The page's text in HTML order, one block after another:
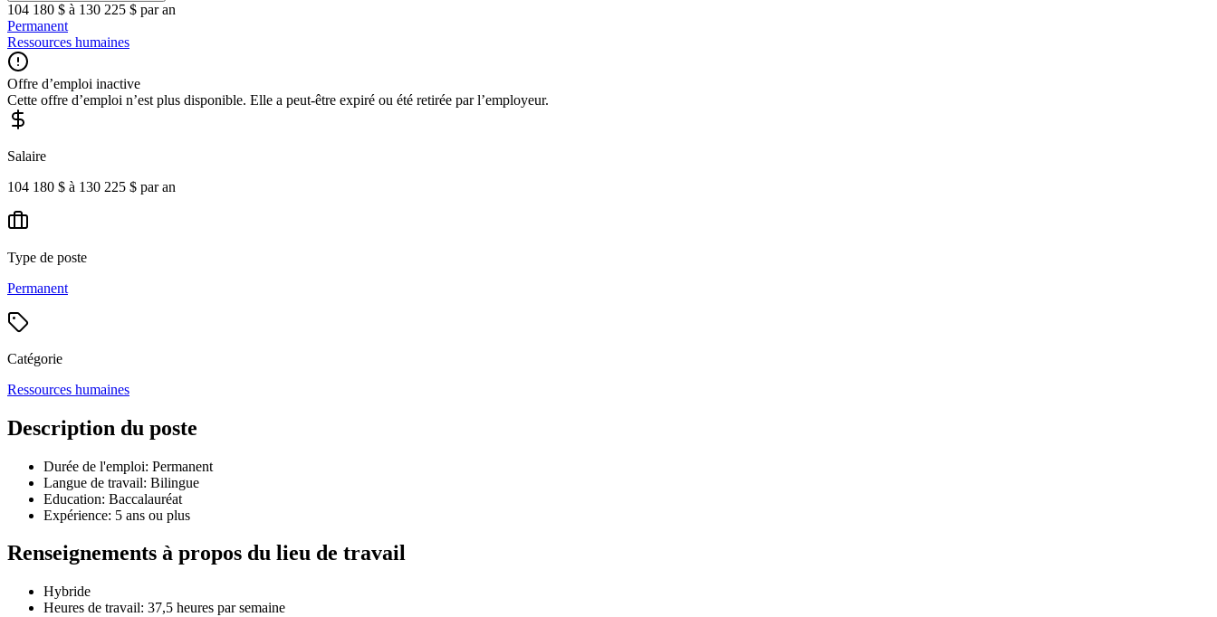
104 180 $ à 130 225 $ par an
Permanent
Ressources humaines
Offre d’emploi inactive
Cette offre d’emploi n’est plus disponible. Elle a peut-être expiré ou été retirée par l’employeur.
Salaire
104 180 $ à 130 225 $ par an
Type de poste
Permanent
Catégorie
Ressources humaines
Description du poste
Durée de l'emploi: Permanent
Langue de travail: Bilingue
Education: Baccalauréat
Expérience: 5 ans ou plus
Renseignements à propos du lieu de travail
Hybride
Heures de travail: 37,5 heures par semaine